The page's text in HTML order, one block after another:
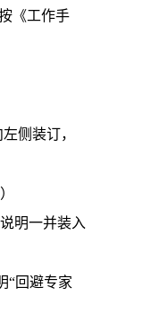
《工作手
侧装订，
明一并装入
“回避专家